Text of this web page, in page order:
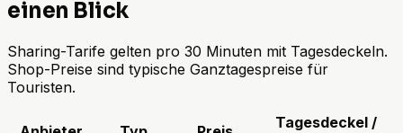
einen Blick
Sharing-Tarife gelten pro 30 Minuten mit Tagesdeckeln.
Shop-Preise sind typische Ganztagespreise für
Touristen.
Tagesdeckel /